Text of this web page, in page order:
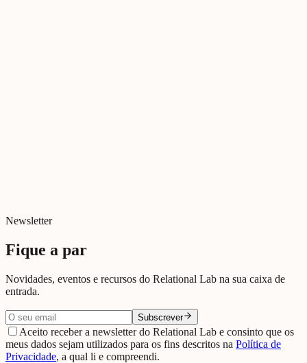
Newsletter
Fique a par
Novidades, eventos e recursos do Relational Lab na sua caixa de
entrada.
Subscrever
Aceito receber a newsletter do Relational Lab e consinto que os
meus dados sejam utilizados para os fins descritos na Política de
Privacidade, a qual li e compreendi.